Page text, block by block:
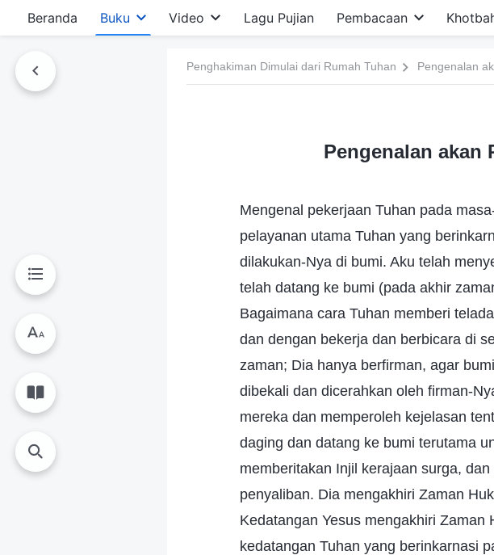
Beranda Buku Video Lagu Pujian Pembacaan
Penghakiman Dimulai dari Rumah Tuhan Pengenalan
Pengenalan akan
Mengenal pekerjaan Tuhan pada
pelayanan utama Tuhan yang
dilakukan-Nya di bumi. Aku telah
telah datang ke bumi (pada akhir
Bagaimana cara Tuhan memberi
dan dengan bekerja dan berbicara di
zaman; Dia hanya berfirman, agar
dibekali dan dicerahkan oleh firman-
mereka dan memperoleh kejelasan
daging dan datang ke bumi terutama
memberitakan Injil kerajaan surga,
penyaliban. Dia mengakhiri Zaman
Kedatangan Yesus mengakhiri
kedatangan Tuhan yang berinkarnasi